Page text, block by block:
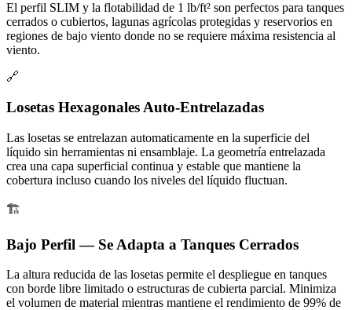
El perfil SLIM y la flotabilidad de 1 lb/ft² son perfectos para tanques
cerrados o cubiertos, lagunas agrícolas protegidas y reservorios en
regiones de bajo viento donde no se requiere máxima resistencia al
viento.
🔗
Losetas Hexagonales Auto-Entrelazadas
Las losetas se entrelazan automaticamente en la superficie del
líquido sin herramientas ni ensamblaje. La geometría entrelazada
crea una capa superficial continua y estable que mantiene la
cobertura incluso cuando los niveles del líquido fluctuan.
🏗️
Bajo Perfil — Se Adapta a Tanques Cerrados
La altura reducida de las losetas permite el despliegue en tanques
con borde libre limitado o estructuras de cubierta parcial. Minimiza
el volumen de material mientras mantiene el rendimiento de 99% de